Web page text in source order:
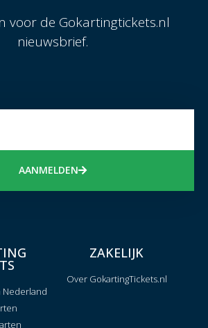
voor de Gokartingtickets.nl
nieuwsbrief.
AANMELDEN
Nederland
ZAKELIJK
Over GokartingTickets.nl